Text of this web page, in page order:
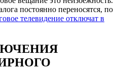
постоянно переносятся, по
телевидение отключат в